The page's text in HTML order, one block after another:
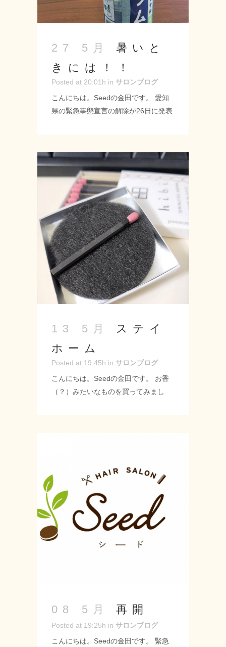
27 5月
暑いと
きには！！
Posted at 20:01h in サロンブログ
こんにちは。Seedの金田です。 愛知
県の緊急事態宣言の解除が26日に発表
だまだコロナ対策をしっかりしていき
たいと思います！！ それにしても熱く
なってきましたね(^^;) そんな時期に素
敵な差し入れをいただきました！！あ
りがとうございます♪ --------------------
Seed-シード- 〒 名古屋市緑区神の倉
3-2 Tel 052-715-9733 営業時間 9：
00～19：00 定休日 月曜・第2第3火
曜日 URL: https://seed-salon.com/ #
緑区 #神の倉 #シード #美容室 #床屋 #
スタイリスト #ヘアサロン #カット #
13 5月
ステイ
ホーム
Posted at 19:45h in サロンブログ
こんにちは。Seedの金田です。 お香
（？）みたいなものを買ってみまし
ド- 〒 名古屋市緑区神の倉3-2 Tel
052-715-9733 営業時間 9：00～
19：00 定休日 月曜・第2第3火曜日
URL: https://seed-salon.com/ #緑区
#神の倉 #シード #美容師 #理容師 #ス
タイリスト #ヘアサロン #カット #パ
ーマ #ステイホーム #お香 ...
08 5月 再開
Posted at 19:25h in サロンブログ
こんにちは。Seedの金田です。 緊急